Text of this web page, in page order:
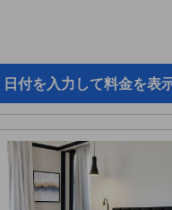
日付を入力して料金を表